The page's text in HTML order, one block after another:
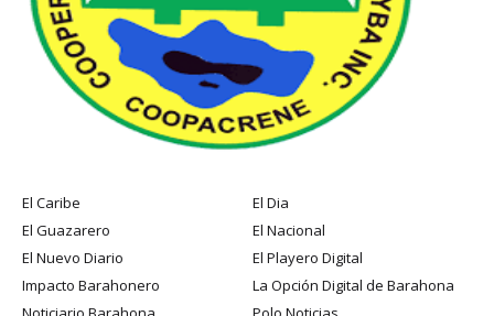
El Caribe
El Dia
El Guazarero
El Nacional
El Nuevo Diario
El Playero Digital
Impacto Barahonero
La Opción Digital de Barahona